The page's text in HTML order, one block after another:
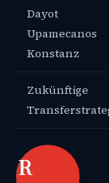
Dayot
Upamecanos
Konstanz
Zukünftige
R